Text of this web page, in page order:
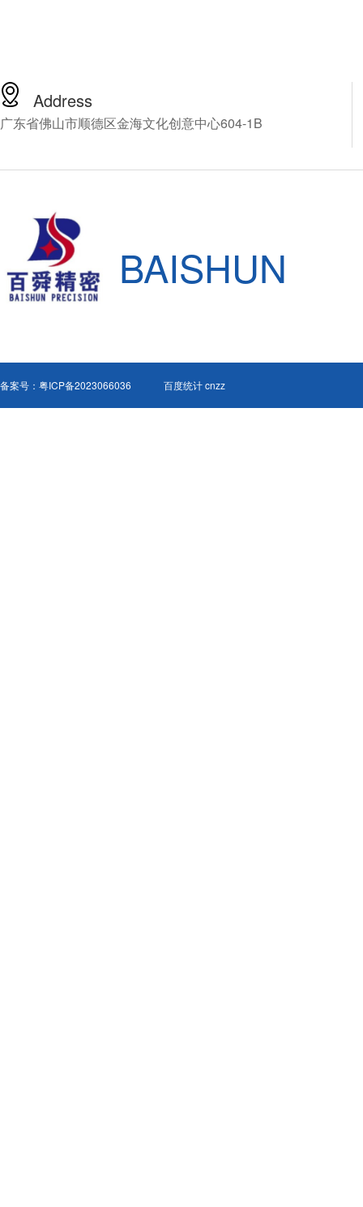
Address
广东省佛山市顺德区金海文化创意中心604-1B
BAISHUN
备案号： 粤ICP备2023066036 百度统计 cnzz